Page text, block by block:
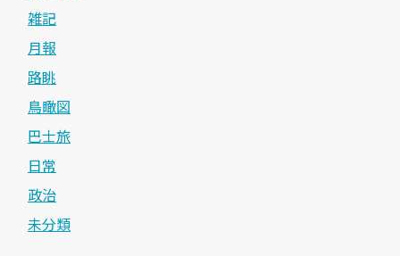
雑記
月報
路眺
鳥瞰図
巴士旅
日常
政治
未分類